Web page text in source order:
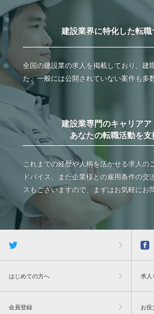
建設業界に特化した転職
全国の建設業の求人を掲載しており、建
た、一般には公開されていない案件も多
建設業専門のキャリア
あなたの転職活動を支
これまでの経歴や人柄を活かせる求人の
ドバイス、また企業様との雇用条件の交
スもございますので、まずはお気軽にお
はじめての方へ 求人
会員登録 お役